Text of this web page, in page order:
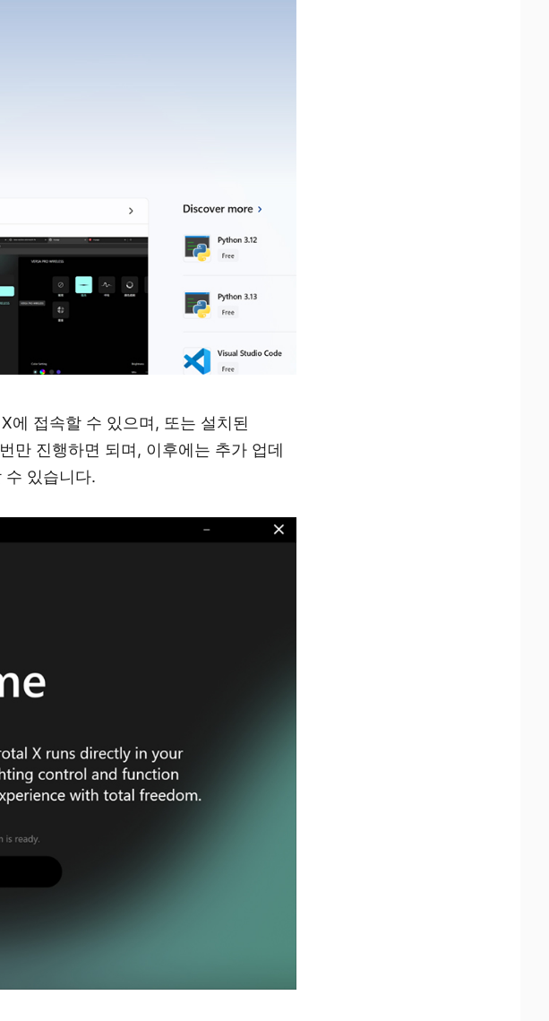
에 접속할 수 있으며, 또는 설치된
만 진행하면 되며, 이후에는 추가 업데
수 있습니다.